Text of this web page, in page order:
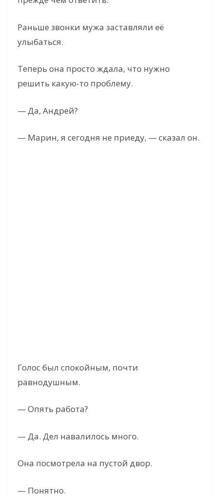
Раньше звонки мужа заставляли её
улыбаться.
Теперь она просто ждала, что нужно
решить какую-то проблему.
— Да, Андрей?
— Марин, я сегодня не приеду, — сказал он.
Голос был спокойным, почти
равнодушным.
— Опять работа?
— Да. Дел навалилось много.
Она посмотрела на пустой двор.
— Понятно.